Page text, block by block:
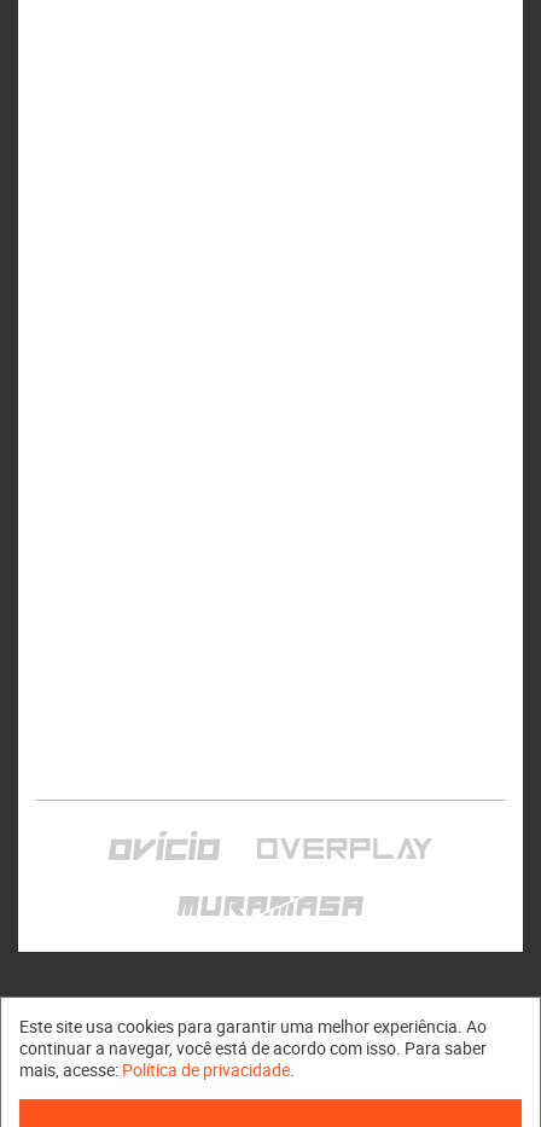
Muramasa © 2011 - 2026
Este site usa cookies para garantir uma melhor experiência. Ao
continuar a navegar, você está de acordo com isso. Para saber
mais, acesse: Política de privacidade.